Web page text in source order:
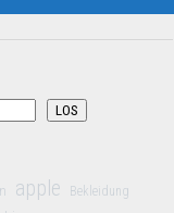
LOS
apple Bekleidung